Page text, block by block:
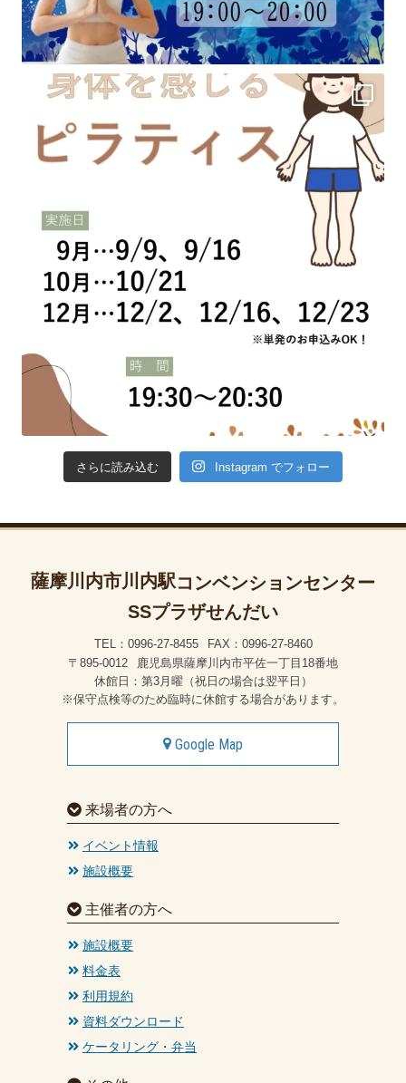
さらに読み込む Instagram でフォロー
薩摩川内市川内駅コンベンションセンター
SSプラザせんだい
TEL：0996-27-8455
FAX：0996-27-8460
〒895-0012
鹿児島県薩摩川内市平佐一丁目18番地
休館日：第3月曜（祝日の場合は翌平日）
※保守点検等のため臨時に休館する場合があります。
Google Map
来場者の方へ
イベント情報
施設概要
主催者の方へ
施設概要
料金表
利用規約
資料ダウンロード
ケータリング・弁当